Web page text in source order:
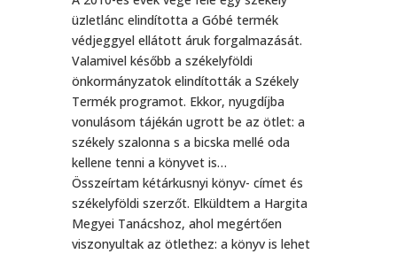
üzletlánc elindította a Góbé termék
védjeggyel ellátott áruk forgalmazását.
Valamivel később a székelyföldi
önkormányzatok elindították a Székely
Termék programot. Ekkor, nyugdíjba
vonulásom tájékán ugrott be az ötlet: a
székely szalonna s a bicska mellé oda
kellene tenni a könyvet is…
Összeírtam kétárkusnyi könyv- címet és
székelyföldi szerzőt. Elküldtem a Hargita
Megyei Tanácshoz, ahol megértően
viszonyultak az ötlethez: a könyv is lehet